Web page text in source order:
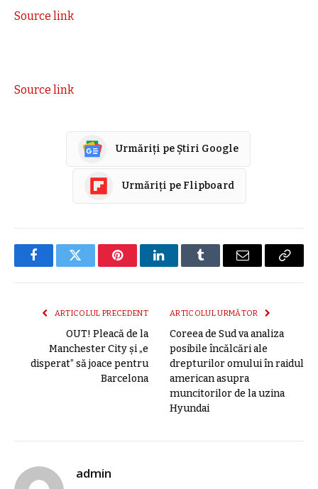
Source link
Source link
Urmăriți pe Știri Google
Urmăriți pe Flipboard
FacebookTwitter PinterestLinkedInTumblr E-
ARTICOLUL PRECEDENT
OUT! Pleacă de la
Manchester City și „e
disperat” să joace pentru
Barcelona
ARTICOLUL URMĂTOR
Coreea de Sud va analiza
posibile încălcări ale
drepturilor omului în raidul
american asupra
muncitorilor de la uzina
Hyundai
admin